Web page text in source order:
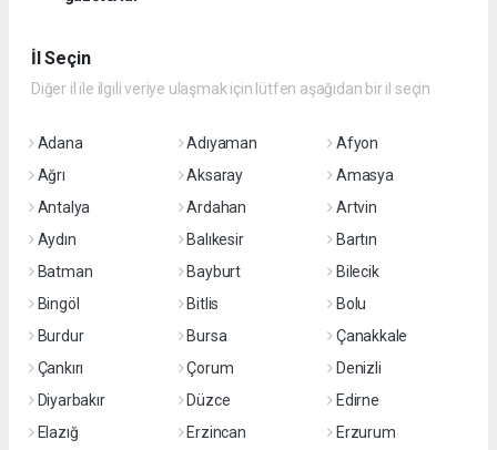
İl Seçin
Diğer il ile ilgili veriye ulaşmak için lütfen aşağıdan bir il seçin
Adana Adıyaman
Afyon
Ağrı
Aksaray
Amasya
Antalya
Ardahan
Artvin
Aydın
Balıkesir
Bartın
Batman
Bayburt
Bilecik
Bingöl
Bitlis
Bolu
Burdur
Bursa
Çanakkale
Çankırı
Çorum
Denizli
Diyarbakır
Düzce
Edirne
Elazığ
Erzincan
Erzurum